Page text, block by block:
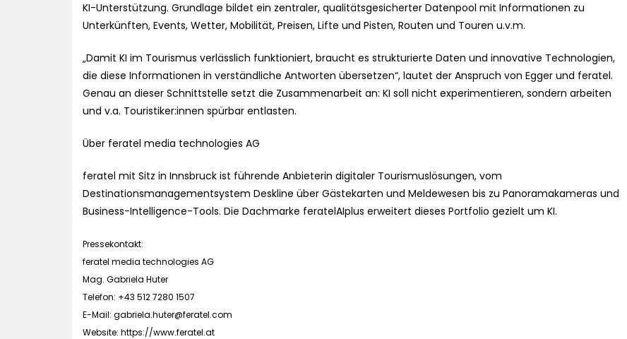
KI-Unterstützung. Grundlage bildet ein zentraler, qualitätsgesicherter Datenpool mit Informationen zu
Unterkünften, Events, Wetter, Mobilität, Preisen, Lifte und Pisten, Routen und Touren u.v.m.
„Damit KI im Tourismus verlässlich funktioniert, braucht es strukturierte Daten und innovative Technologien,
die diese Informationen in verständliche Antworten übersetzen“, lautet der Anspruch von Egger und feratel.
Genau an dieser Schnittstelle setzt die Zusammenarbeit an: KI soll nicht experimentieren, sondern arbeiten
und v.a. Touristiker:innen spürbar entlasten.
Über feratel media technologies AG
feratel mit Sitz in Innsbruck ist führende Anbieterin digitaler Tourismuslösungen, vom
Destinationsmanagementsystem Deskline über Gästekarten und Meldewesen bis zu Panoramakameras und
Business-Intelligence-Tools. Die Dachmarke feratelAIplus erweitert dieses Portfolio gezielt um KI.
Pressekontakt:
feratel media technologies AG
Mag. Gabriela Huter
Telefon: +43 512 7280 1507
E-Mail: gabriela.huter@feratel.com
Website: https://www.feratel.at